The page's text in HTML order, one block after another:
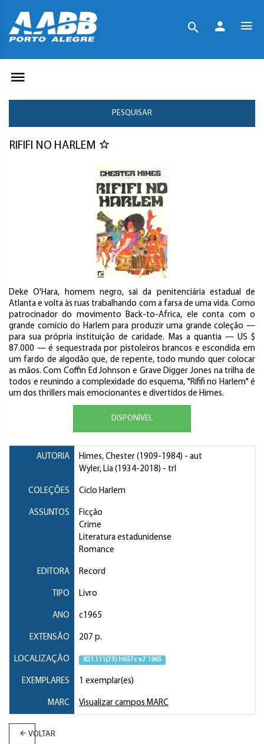
PESQUISAR
RIFIFI NO HARLEM
Deke O'Hara, homem negro, sai da penitenciária estadual de
Atlanta e volta às ruas trabalhando com a farsa de uma vida. Como
patrocinador do movimento Back-to-Africa, ele conta com o
grande comício do Harlem para produzir uma grande coleção —
para sua própria instituição de caridade. Mas a quantia — US $
87.000 — é sequestrada por pistoleiros brancos e escondida em
um fardo de algodão que, de repente, todo mundo quer colocar
as mãos. Com Coffin Ed Johnson e Grave Digger Jones na trilha de
todos e reunindo a complexidade do esquema, "Rififi no Harlem" é
um dos thrillers mais emocionantes e divertidos de Himes.
DISPONÍVEL
AUTORIA Himes, Chester (1909-1984) - aut
Wyler, Lia (1934-2018) - trl
COLEÇÕES Ciclo Harlem
ASSUNTOS
Ficção
Crime
Literatura estadunidense
Romance
EDITORA Record
TIPO Livro
ANO c1965
EXTENSÃO 207 p.
LOCALIZAÇÃO 821.111(73) H657c v.7 1965
EXEMPLARES 1 exemplar(es)
MARC Visualizar campos MARC
VOLTAR